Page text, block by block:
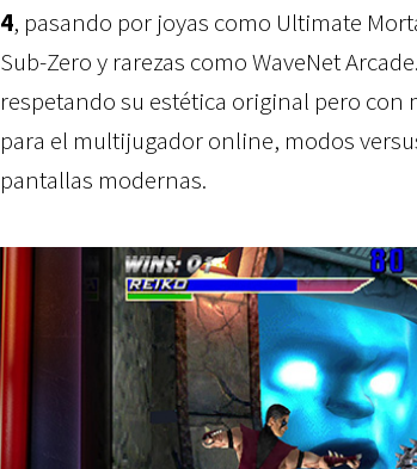
4, pasando por joyas como Ultimate
Sub-Zero y rarezas como WaveNet
respetando su estética original pero con
para el multijugador online, modos
pantallas modernas.